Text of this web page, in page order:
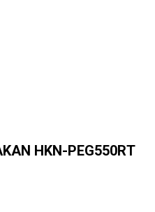
HKN-PEG550RТ